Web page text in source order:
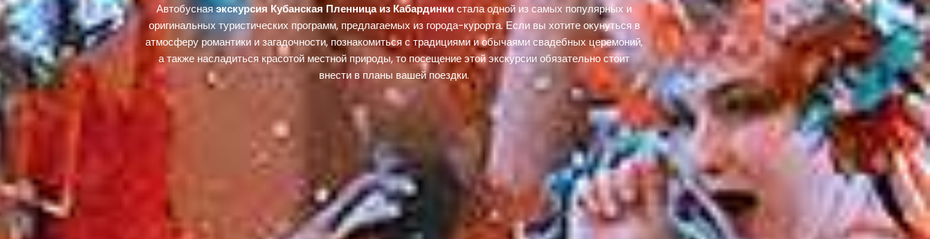
Автобуснаяэкскурсия Кубанская Пленница из Кабардинкистала одной из самых популярных и
оригинальных туристических программ, предлагаемых из города-курорта. Если вы хотите окунуться в
атмосферу романтики и загадочности, познакомиться с традициями и обычаями свадебных церемоний,
а также насладиться красотой местной природы, то посещение этой экскурсии обязательно стоит
внести в планы вашей поездки.